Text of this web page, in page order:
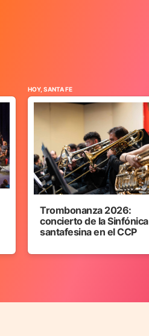
HOY, SANTA FE
Trombonanza 2026:
concierto de la Sinfónica
santafesina en el CCP